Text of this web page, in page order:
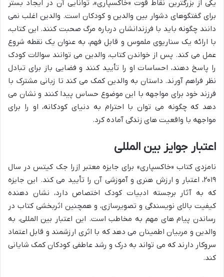
یکی از بزرگترین نقاط قوت «خاکسپاری»، توانایی آن در ایجاد بستر
برای گفتگوهای دشوار بین والدین و کودکان است. والدین اغلب نمی
دانند چگونه باید با فرزندانشان درباره مرگ صحبت کنند. این کتاب،
با ارائه یک سناریوی ملموس و قابل فهم، به عنوان یک نقطه شروع
عمل می کند. پس از خواندن کتاب، والدین می توانند سوالات کودک
را پاسخ دهند، احساسات او را تأیید کنند و فضایی باز برای تبادل
نظر فراهم آورند. داستان به والدین کمک می کند تا زبانی مشترک با
فرزند خود برای مواجهه با این موضوع حساس پیدا کنند و نشان می
دهد که چگونه می توان با احترام به دنیای کودکانه، او را برای
مواجهه با واقعیت های زندگی آماده کرد.
اعتبار جوایز بین المللی
نامزدی کتاب «خاکسپاری» برای جایزه معتبر اِزرا جک کیتس در سال
۲۰۱۹، اعتبار و ارزش هنری و آموزشی آن را تأیید می کند. این جایزه
که به آثار برجسته ادبیات کودک اختصاص دارد، نشان دهنده
کیفیت بالای نویسندگی و تصویرسازی، و همچنین اثربخشی کتاب در
رساندن پیام های مهم به مخاطب است. این اعتبار بین المللی، به
والدین و مربیان اطمینان می دهد که با اثری ارزشمند و قابل اعتماد
سروکار دارند که می تواند به درک و رشد عاطفی کودکان کمک شایانی
کند.